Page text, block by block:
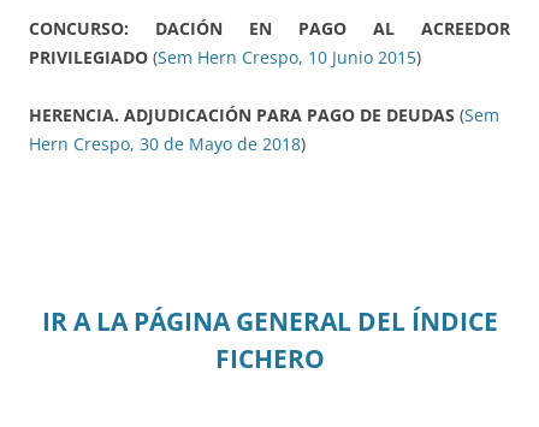
CONCURSO: DACIÓN EN PAGO AL ACREEDOR
PRIVILEGIADO (Sem Hern Crespo, 10 Junio 2015)
HERENCIA. ADJUDICACIÓN PARA PAGO DE DEUDAS (Sem
Hern Crespo, 30 de Mayo de 2018)
IR A LA PÁGINA GENERAL DEL ÍNDICE
FICHERO